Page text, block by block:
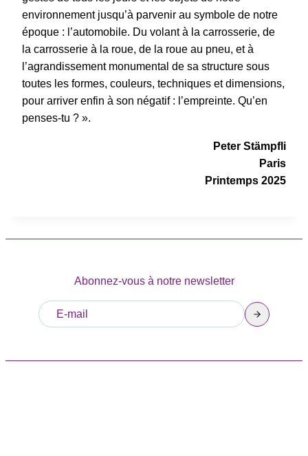
environnement jusqu’à parvenir au symbole de notre
époque : l’automobile. Du volant à la carrosserie, de
la carrosserie à la roue, de la roue au pneu, et à
l’agrandissement monumental de sa structure sous
toutes les formes, couleurs, techniques et dimensions,
pour arriver enfin à son négatif : l’empreinte. Qu’en
penses-tu ? ».
Peter Stämpfli
Paris
Printemps 2025
Abonnez-vous à notre newsletter